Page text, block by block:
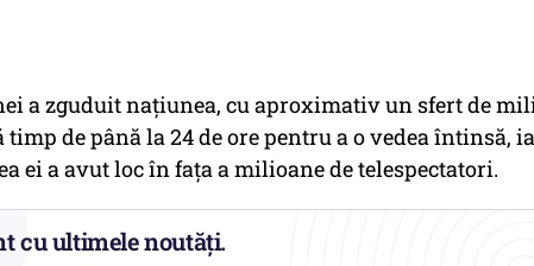
a zguduit națiunea, cu aproximativ un sfert de
timp de până la 24 de ore pentru a o vedea întinsă,
ei a avut loc în fața a milioane de telespectatori.
cu ultimele noutăți.